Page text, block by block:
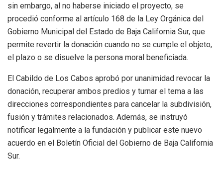
sin embargo, al no haberse iniciado el proyecto, se
procedió conforme al artículo 168 de la Ley Orgánica del
Gobierno Municipal del Estado de Baja California Sur, que
permite revertir la donación cuando no se cumple el objeto,
el plazo o se disuelve la persona moral beneficiada.
El Cabildo de Los Cabos aprobó por unanimidad revocar la
donación, recuperar ambos predios y turnar el tema a las
direcciones correspondientes para cancelar la subdivisión,
fusión y trámites relacionados. Además, se instruyó
notificar legalmente a la fundación y publicar este nuevo
acuerdo en el Boletín Oficial del Gobierno de Baja California
Sur.